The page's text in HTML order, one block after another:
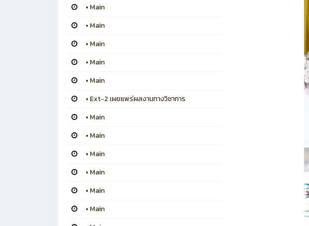
• Main
• Main
• Main
• Main
• Main
• Ext-2 เผยแพร่ผลงานทางวิชาการ
• Main
• Main
• Main
• Main
• Main
• Main